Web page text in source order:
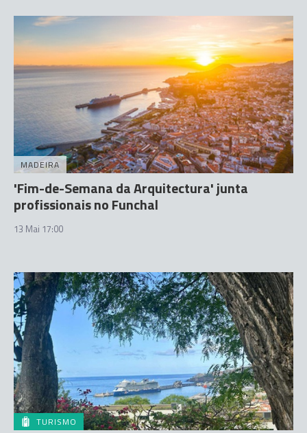
MADEIRA
'Fim-de-Semana da Arquitectura' junta
profissionais no Funchal
13 Mai 17:00
TURISMO